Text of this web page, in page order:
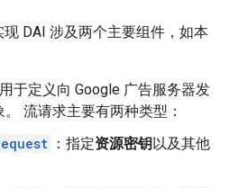
现 DAI 涉及两个主要组件，如本
用于定义向 Google 广告服务器发
流请求主要有两种类型：
：指定资源密钥以及其他